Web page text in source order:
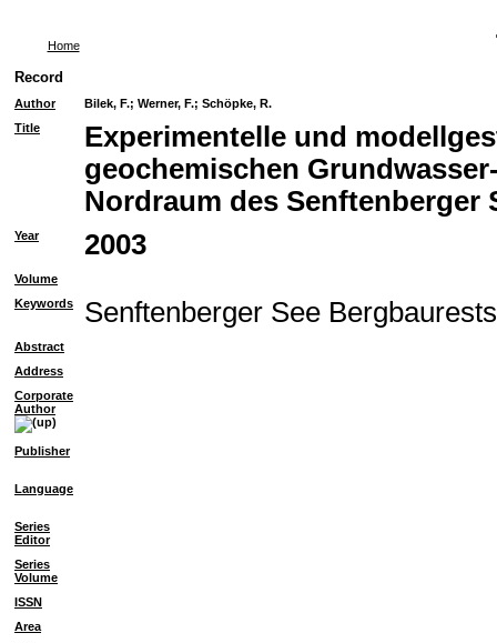
Home
Record
Author Bilek, F.; Werner, F.; Schöpke, R.
Title
Experimentelle und
geochemischen
Nordraum des Senftenberger
Year 2003
Volume
Keywords
Senftenberger See
Abstract
Address
Corporate
Author
Publisher
Language
Series
Editor
Series
Volume
ISSN
Area